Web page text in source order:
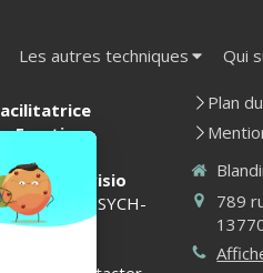
Les autres techniques Qui
Emotion
et
en visio
PSYCH-
Plan
789